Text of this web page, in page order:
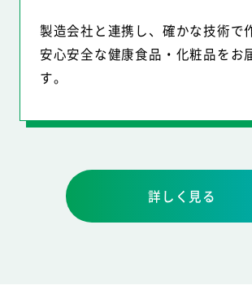
製造会社と連携し、確かな技術で
安心安全な健康食品・化粧品をお
す。
詳しく見る